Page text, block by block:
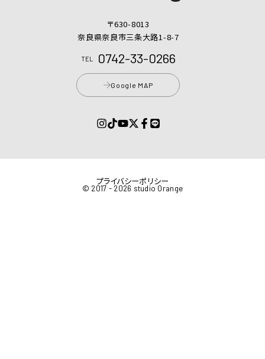
〒630-8013
奈良県奈良市三条大路1-8-7
TEL 0742-33-0266
Google MAP
© 2017 - 2026 studio Orange
プライバシーポリシー